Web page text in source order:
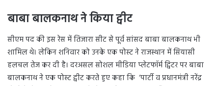
बाबा बालकनाथ ने किया ट्वीट
सीएम पद की इस रेस में तिजारा सीट से पूर्व सांसद बाबा बालकनाथ भी
शामिल थे। लेकिन शनिवार को उनके एक पोस्ट ने राजस्थान में सियासी
हलचल तेज कर दी है। दरअसल सोशल मीडिया प्लेटफॉर्म ट्विटर पर बाबा
बालकनाथ ने एक पोस्ट ट्वीट करते हुए कहा कि ‘पार्टी व प्रधानमंत्री नरेंद्र